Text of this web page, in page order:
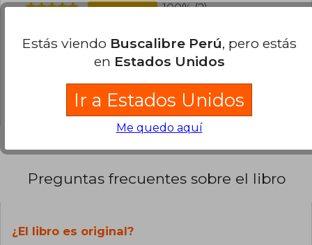
100% (2)
0% (0)
0% (0)
Preguntas frecuentes sobre el libro
¿El libro es original?
Estás viendo Buscalibre Perú, pero estás
en Estados Unidos
Ir a Estados Unidos
Me quedo aquí